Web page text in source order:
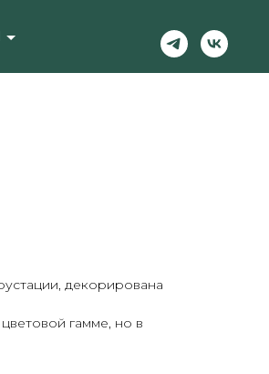
декорирована
гамме, но в